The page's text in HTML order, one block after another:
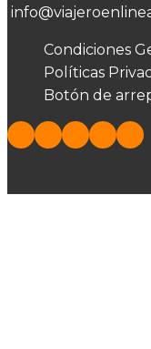
Condiciones
Políticas
Botón de